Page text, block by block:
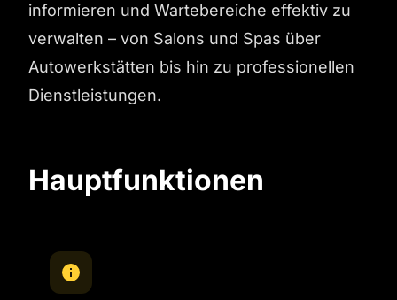
informieren und Wartebereiche effektiv zu
verwalten – von Salons und Spas über
Autowerkstätten bis hin zu professionellen
Dienstleistungen.
Hauptfunktionen